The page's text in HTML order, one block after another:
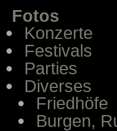
Fotos
Konzerte
Festivals
Parties
Diverses
Friedhöfe
Burgen,